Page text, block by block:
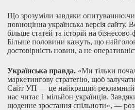
Що зрозуміли завдяки
повноцінна українська версія сайту.
більше статей та історій на
Більше половини кажуть, що
достовірність новин, а не
Українська правда. «Ми тільки
маркетингову стратегію, щоб
Сайт УП — це найкращий
нас читає 1 мільйон українців.
щоденне зростання спільноти», —